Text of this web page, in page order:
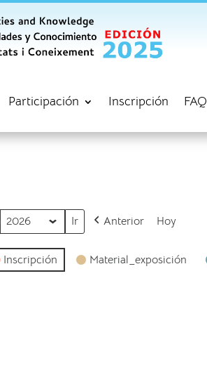
Participación Inscripción FAQ
Anterior Hoy
Inscripción Material_exposición